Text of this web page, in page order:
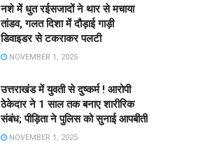
नशे में धुत रईसजादों ने थार से मचाया
तांडव, गलत दिशा में दौड़ाई गाड़ी
डिवाइडर से टकराकर पलटी
NOVEMBER 1, 2025
उत्तराखंड में युवती से दुष्कर्म ! आरोपी
ठेकेदार ने 1 साल तक बनाए शारीरिक
संबंध; पीड़िता ने पुलिस को सुनाई आपबीती
NOVEMBER 1, 2025